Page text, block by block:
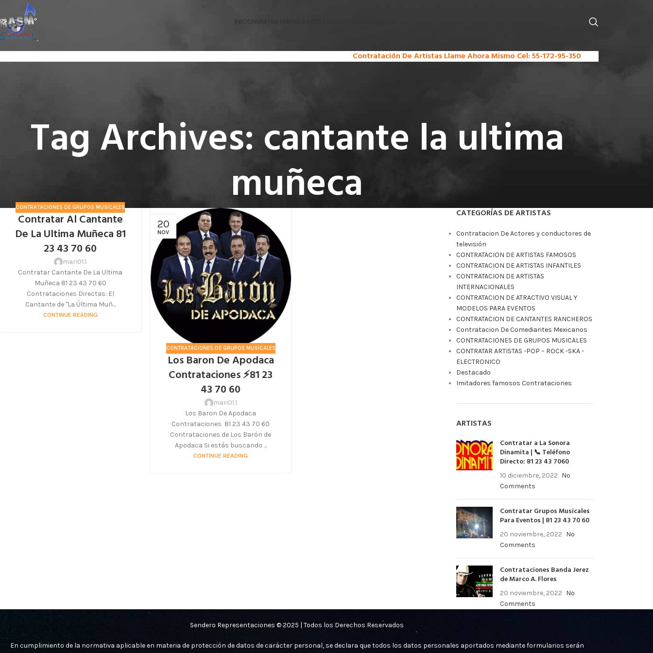
Contratación De Artistas Llame Ahora Mismo Cel: 55-172-95-350
Tag Archives: cantante la ultima
muñeca
CONTRATACIONES DE GRUPOS MUSICALES
Contratar Al Cantante
De La Ultima Muñeca 81
23 43 70 60
mari01.1
Contratar Cantante De La Ultima
Muñeca 81 23 43 70 60
Contrataciones Directas: El
Cantante de "La Última Muñ...
CONTINUE READING
20
NOV
CONTRATACIONES DE GRUPOS MUSICALES
Los Baron De Apodaca
Contrataciones ⚡81 23
43 70 60
mari01.1
Los Baron De Apodaca
Contrataciones 81 23 43 70 60
Contrataciones de Los Barón de
Apodaca Si estás buscando ...
CONTINUE READING
CATEGORÍAS DE ARTISTAS
Contratacion De Actores y conductores de
televisión
CONTRATACION DE ARTISTAS FAMOSOS
CONTRATACION DE ARTISTAS INFANTILES
CONTRATACION DE ARTISTAS
INTERNACIONALES
CONTRATACION DE ATRACTIVO VISUAL Y
MODELOS PARA EVENTOS
CONTRATACION DE CANTANTES RANCHEROS
Contratacion De Comediantes Mexicanos
CONTRATACIONES DE GRUPOS MUSICALES
CONTRATAR ARTISTAS -POP – ROCK -SKA -
ELECTRONICO
Destacado
Imitadores famosos Contrataciones
ARTISTAS
Contratar a La Sonora
Dinamita | 📞 Teléfono
Directo: 81 23 43 7060
10 diciembre, 2022 No
Comments
Contratar Grupos Musicales
Para Eventos | 81 23 43 70 60
20 noviembre, 2022 No
Comments
Contrataciones Banda Jerez
de Marco A. Flores
20 noviembre, 2022 No
Comments
Sendero Representaciones © 2025 | Todos los Derechos Reservados
En cumplimiento de la normativa aplicable en materia de protección de datos de carácter personal, se declara que todos los datos personales aportados mediante formularios serán